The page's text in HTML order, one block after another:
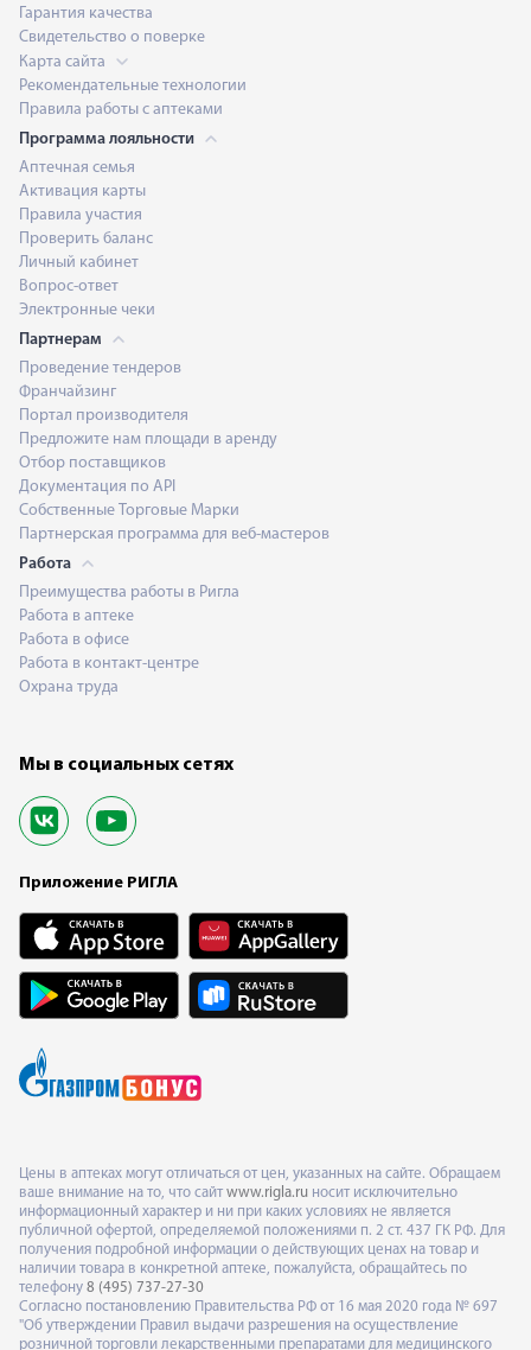
Гарантия качества
Свидетельство о поверке
Карта сайта
Рекомендательные технологии
Правила работы с аптеками
Программа лояльности
Аптечная семья
Активация карты
Правила участия
Проверить баланс
Личный кабинет
Вопрос-ответ
Электронные чеки
Партнерам
Проведение тендеров
Франчайзинг
Портал производителя
Предложите нам площади в аренду
Отбор поставщиков
Документация по API
Собственные Торговые Марки
Партнерская программа для веб-мастеров
Работа
Преимущества работы в Ригла
Работа в аптеке
Работа в офисе
Работа в контакт-центре
Охрана труда
Мы в социальных сетях
Приложение РИГЛА
Цены в аптеках могут отличаться от цен, указанных на сайте. Обращаем
ваше внимание на то, что сайт www.rigla.ru носит исключительно
информационный характер и ни при каких условиях не является
публичной офертой, определяемой положениями п. 2 ст. 437 ГК РФ. Для
получения подробной информации о действующих ценах на товар и
наличии товара в конкретной аптеке, пожалуйста, обращайтесь по
телефону 8 (495) 737-27-30
Согласно постановлению Правительства РФ от 16 мая 2020 года № 697
"Об утверждении Правил выдачи разрешения на осуществление
розничной торговли лекарственными препаратами для медицинского